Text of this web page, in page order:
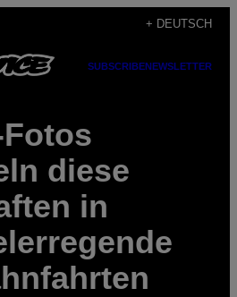
+ DEUTSCH
SUBSCRIBENEWSLETTER
diese
in